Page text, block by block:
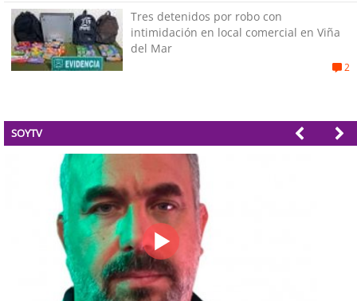
Tres detenidos por robo con
intimidación en local comercial en Viña
del Mar
2
SOYTV